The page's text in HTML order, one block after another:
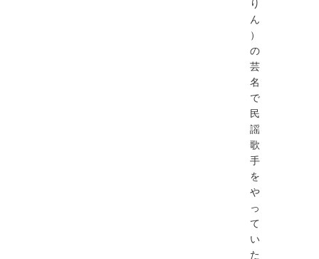
ん
）
の
芸
名
で
民
謡
歌
手
を
や
っ
て
い
た